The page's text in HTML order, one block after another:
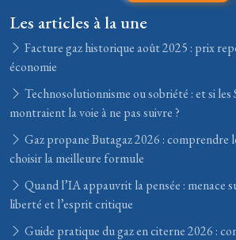
Les articles à la une
Facture gaz historique août 2025 : prix
économie
Technosolutionnisme ou sobriété : et si les
montraient la voie à ne pas suivre ?
Gaz propane Butagaz 2026 : comprendre
choisir la meilleure formule
Quand l’IA appauvrit la pensée : menace
liberté et l’esprit critique
Guide pratique du gaz en citerne 2026 :